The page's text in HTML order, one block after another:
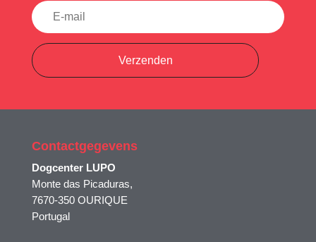
Verzenden
Contactgegevens
Dogcenter LUPO
Monte das Picaduras,
7670-350 OURIQUE
Portugal